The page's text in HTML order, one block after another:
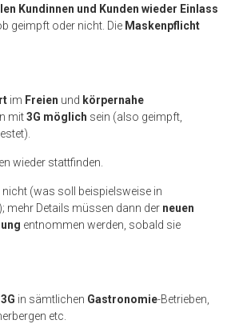
Kundinnen und Kunden wieder Einlass
geimpft oder nicht. Die Maskenpflicht
im Freien und körpernahe
mit3G möglich sein (also geimpft,
wieder stattfinden.
nicht (was soll beispielsweise in
); mehr Details müssen dann der neuen
entnommen werden, sobald sie
3G in sämtlichen Gastronomie-Betrieben,
etc.